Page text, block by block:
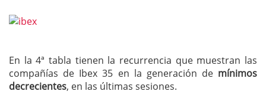
En la 4ª tabla tienen la recurrencia que muestran las
compañías de Ibex 35 en la generación de mínimos
decrecientes, en las últimas sesiones.